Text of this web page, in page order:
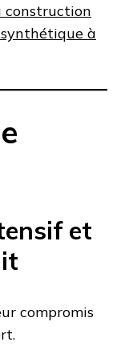
construction
à
et
compromis